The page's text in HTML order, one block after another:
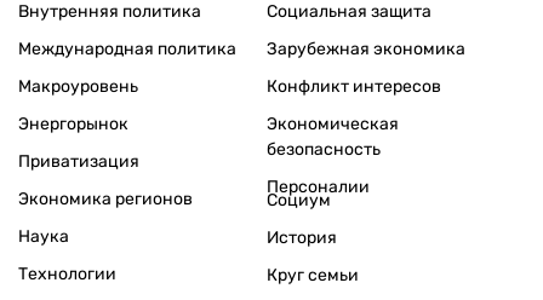
Внутренняя политика
Международная политика
Макроуровень
Энергорынок
Приватизация
Экономика регионов
Социальная защита
Зарубежная экономика
Конфликт интересов
Экономическая
безопасность
Персоналии
Наука
Технологии
Социум
История
Круг семьи